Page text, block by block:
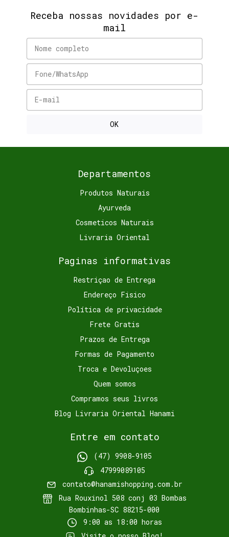
Receba nossas novidades por e-
mail
Departamentos
Produtos Naturais
Ayurveda
Cosmeticos Naturais
Livraria Oriental
Paginas informativas
Restriçao de Entrega
Endereço Fisico
Política de privacidade
Frete Gratis
Prazos de Entrega
Formas de Pagamento
Troca e Devoluçoes
Quem somos
Compramos seus livros
Blog Livraria Oriental Hanami
Entre em contato
(47) 9908-9105
47999089105
contato@hanamishopping.com.br
Rua Rouxinol 508 conj 03 Bombas
Bombinhas-SC 88215-000
9:00 as 18:00 horas